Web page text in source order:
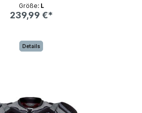
Größe: L
239,99 €*
Details